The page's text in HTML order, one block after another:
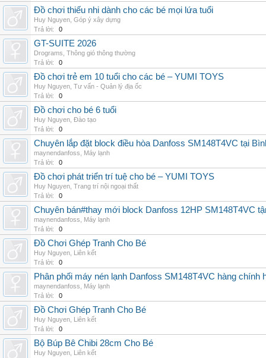
Đồ chơi thiếu nhi dành cho các bé mọi lứa tuổi
Huy Nguyen Góp ý xây dựng
Trả lời:
0
GT-SUITE 2026
Drograms Thông gió thông thường
Trả lời:
0
Đồ chơi trẻ em 10 tuổi cho các bé – YUMI TOYS
Huy Nguyen Tư vấn - Quản lý địa ốc
Trả lời:
0
Đồ chơi cho bé 6 tuổi
Huy Nguyen Đào tạo
Trả lời:
0
Chuyên lắp đặt block điều hòa Danfoss SM148T4VC tại
maynendanfoss
Máy lạnh
Trả lời:
0
Đồ chơi phát triển trí tuệ cho bé – YUMI TOYS
Huy Nguyen Trang trí nội ngoại thất
Trả lời:
0
Chuyên bán#thay mới block Danfoss 12HP SM148T4VC
maynendanfoss
Máy lạnh
Trả lời:
0
Đồ Chơi Ghép Tranh Cho Bé
Huy Nguyen Liên kết
Trả lời:
0
Phân phối máy nén lạnh Danfoss SM148T4VC hàng chính
maynendanfoss
Máy lạnh
Trả lời:
0
Đồ Chơi Ghép Tranh Cho Bé
Huy Nguyen Liên kết
Trả lời:
0
Bộ Búp Bê Chibi 28cm Cho Bé
Huy Nguyen Liên kết